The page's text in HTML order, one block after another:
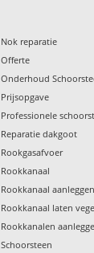
Nok reparatie
Offerte
Onderhoud
Prijsopgave
Professionele
Reparatie dakgoot
Rookgasafvoer
Rookkanaal
Rookkanaal aanleggen
Rookkanaal laten
Rookkanalen
Schoorsteen